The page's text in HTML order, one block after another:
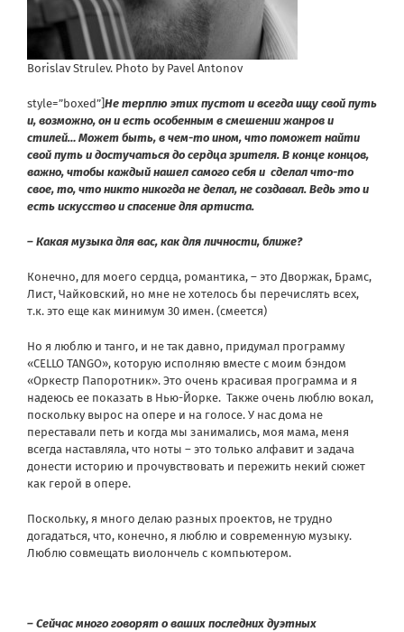
Borislav Strulev. Photo by Pavel Antonov
style=”boxed”] Не терплю этих пустот и всегда ищу свой путь
и, возможно, он и есть особенным в смешении жанров и
стилей… Может быть, в чем-то ином, что поможет найти
свой путь и достучаться до сердца зрителя. В конце концов,
важно, чтобы каждый нашел самого себя и сделал что-то
свое, то, что никто никогда не делал, не создавал. Ведь это и
есть искусство и спасение для артиста.
– Какая музыка для вас, как для личности, ближе?
Конечно, для моего сердца, романтика, – это Дворжак, Брамс,
Лист, Чайковский, но мне не хотелось бы перечислять всех,
т.к. это еще как минимум 30 имен. (смеется)
Но я люблю и танго, и не так давно, придумал программу
«CELLO TANGO», которую исполняю вместе с моим бэндом
«Оркестр Папоротник». Это очень красивая программа и я
надеюсь ее показать в Нью-Йорке. Также очень люблю вокал,
поскольку вырос на опере и на голосе. У нас дома не
переставали петь и когда мы занимались, моя мама, меня
всегда наставляла, что ноты – это только алфавит и задача
донести историю и прочувствовать и пережить некий сюжет
как герой в опере.
Поскольку, я много делаю разных проектов, не трудно
догадаться, что, конечно, я люблю и современную музыку.
Люблю совмещать виолончель с компьютером.
– Сейчас много говорят о ваших последних дуэтных